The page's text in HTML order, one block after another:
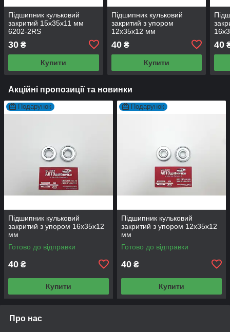
Підшипник кульковий
закритий 15х35х11 мм
6202-2RS
30 ₴
Купити
Підшипник кульковий
закритий з упором
12х35х12 мм
40₴
Купити
40
Акційні пропозиції та новинки
Подарунок
Підшипник кульковий
закритий з упором 16х35х12
мм
Готово до відправки
40 ₴
Купити
Подарунок
Підшипник кульковий
закритий з упором 12х35х12
мм
Готово до відправки
40 ₴
Купити
Про нас